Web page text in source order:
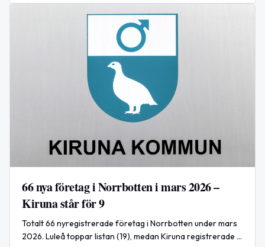
66 nya företag i Norrbotten i mars 2026 –
Kiruna står för 9
Totalt 66 nyregistrerade företag i Norrbotten under mars
2026. Luleå toppar listan (19), medan Kiruna registrerade 9